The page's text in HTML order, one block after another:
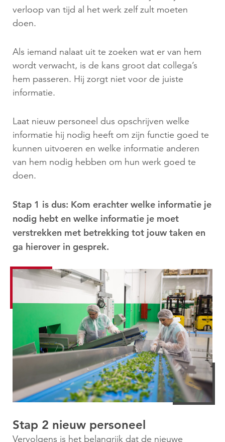
verloop van tijd al het werk zelf zult moeten
doen.
Als iemand nalaat uit te zoeken wat er van hem
wordt verwacht, is de kans groot dat collega’s
hem passeren. Hij zorgt niet voor de juiste
informatie.
Laat nieuw personeel dus opschrijven welke
informatie hij nodig heeft om zijn functie goed te
kunnen uitvoeren en welke informatie anderen
van hem nodig hebben om hun werk goed te
doen.
Stap 1 is dus: Kom erachter welke informatie je
nodig hebt en welke informatie je moet
verstrekken met betrekking tot jouw taken en
ga hierover in gesprek.
Stap 2 nieuw personeel
Vervolgens is het belangrijk dat de nieuwe